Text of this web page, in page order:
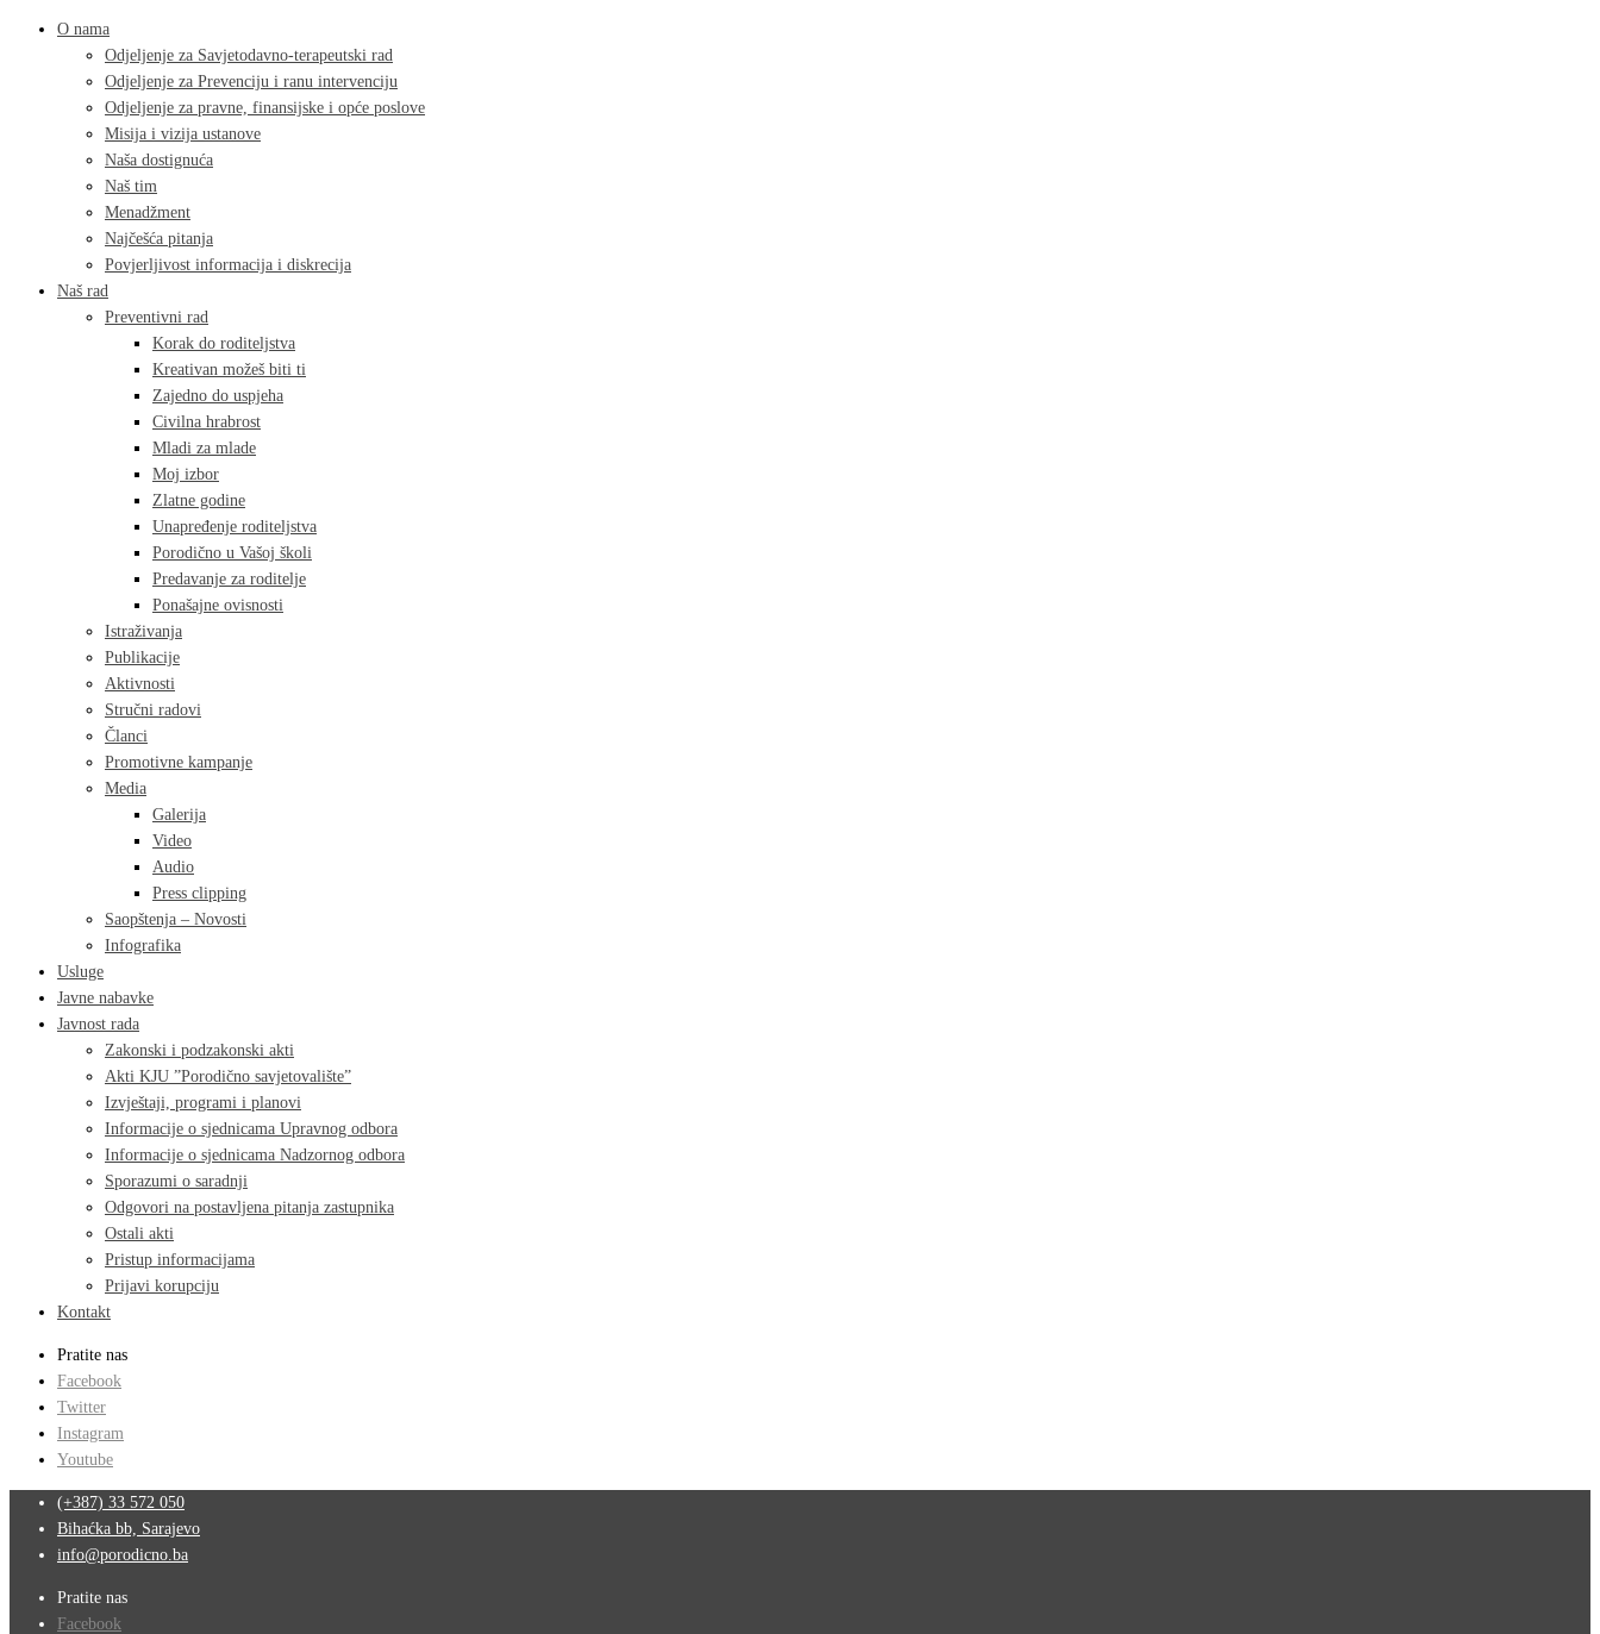
O nama
Odjeljenje za Savjetodavno-terapeutski rad
Odjeljenje za Prevenciju i ranu intervenciju
Odjeljenje za pravne, finansijske i opće poslove
Misija i vizija ustanove
Naša dostignuća
Naš tim
Menadžment
Najčešća pitanja
Povjerljivost informacija i diskrecija
Naš rad
Preventivni rad
Korak do roditeljstva
Kreativan možeš biti ti
Zajedno do uspjeha
Civilna hrabrost
Mladi za mlade
Moj izbor
Zlatne godine
Unapređenje roditeljstva
Porodično u Vašoj školi
Predavanje za roditelje
Ponašajne ovisnosti
Istraživanja
Publikacije
Aktivnosti
Stručni radovi
Članci
Promotivne kampanje
Media
Galerija
Video
Audio
Press clipping
Saopštenja – Novosti
Infografika
Usluge
Javne nabavke
Javnost rada
Zakonski i podzakonski akti
Akti KJU ”Porodično savjetovalište”
Izvještaji, programi i planovi
Informacije o sjednicama Upravnog odbora
Informacije o sjednicama Nadzornog odbora
Sporazumi o saradnji
Odgovori na postavljena pitanja zastupnika
Ostali akti
Pristup informacijama
Prijavi korupciju
Kontakt
Pratite nas
Facebook
Twitter
Instagram
Youtube
(+387) 33 572 050
Bihaćka bb, Sarajevo
info@porodicno.ba
Pratite nas
Facebook